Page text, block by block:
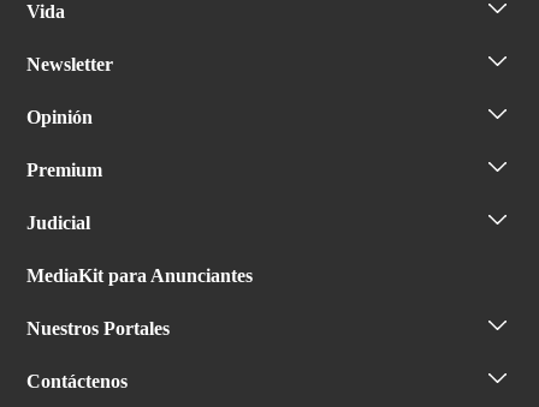
Vida
Newsletter
Opinión
Premium
Judicial
MediaKit para Anunciantes
Nuestros Portales
Contáctenos